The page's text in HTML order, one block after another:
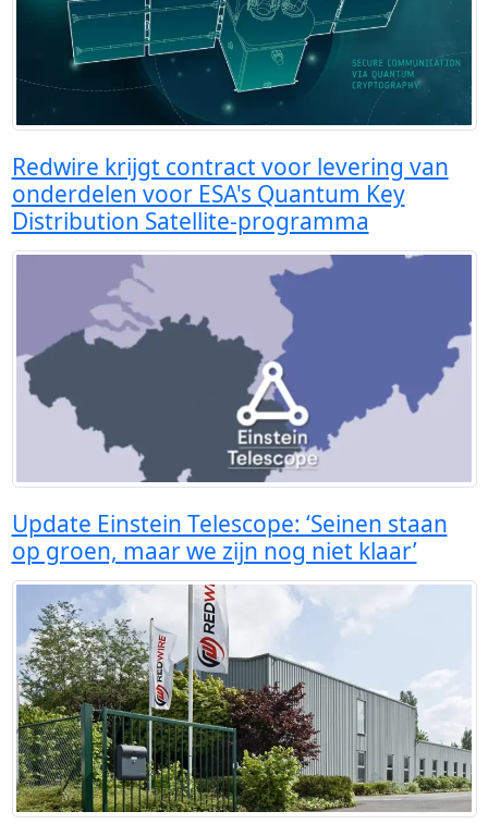
Redwire krijgt contract voor levering van
onderdelen voor ESA's Quantum Key
Distribution Satellite-programma
Update Einstein Telescope: ‘Seinen staan
op groen, maar we zijn nog niet klaar’